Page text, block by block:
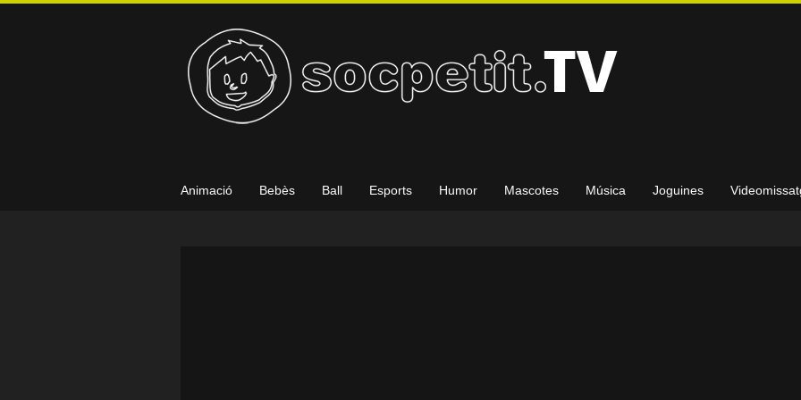
Animació Bebès Ball Esports Humor Mascotes Música Joguines